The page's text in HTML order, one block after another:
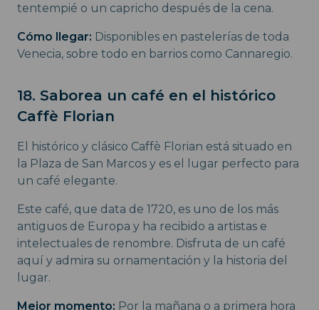
tentempié o un capricho después de la cena.
Cómo llegar: Disponibles en pastelerías de toda
Venecia, sobre todo en barrios como Cannaregio.
18. Saborea un café en el histórico
Caffè Florian
El histórico y clásico Caffè Florian está situado en
la Plaza de San Marcos y es el lugar perfecto para
un café elegante.
Este café, que data de 1720, es uno de los más
antiguos de Europa y ha recibido a artistas e
intelectuales de renombre. Disfruta de un café
aquí y admira su ornamentación y la historia del
lugar.
Mejor momento: Por la mañana o a primera hora